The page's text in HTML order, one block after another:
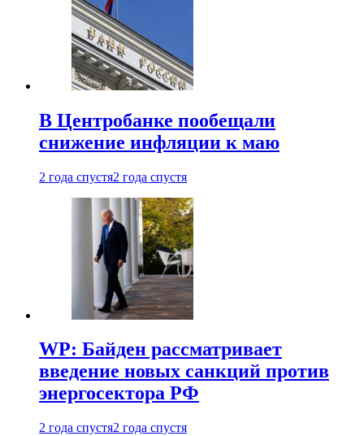
В Центробанке пообещали
снижение инфляции к маю
2 года спустя2 года спустя
WP: Байден рассматривает
введение новых санкций против
энергосектора РФ
2 года спустя2 года спустя